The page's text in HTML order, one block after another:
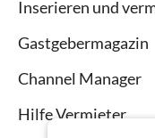
Inserieren und
Gastgebermagazin
Channel Manager
Hilfe Vermieter